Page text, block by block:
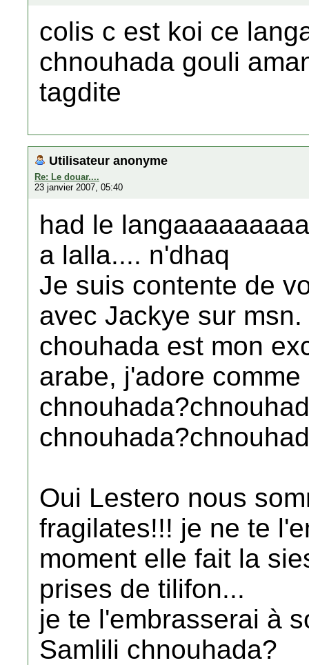
colis c est koi ce
chnouhada gouli
tagdite
Utilisateur anonyme
Re: Le douar....
23 janvier 2007, 05:40
had le
a lalla.... n'dhaq
Je suis contente de
avec Jackye sur msn.
chouhada est mon
arabe, j'adore
Oui Lestero nous
fragilates!!! je ne te
moment elle fait la
prises de tilifon...
je te l'embrasserai à
Samlili chnouhada?